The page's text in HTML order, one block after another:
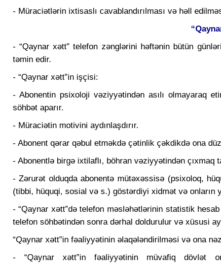
- Müraciətlərin ixtisaslı cavablandırılması və həll
- “Qaynar xətt” telefon zənglərini həftənin bütün
təmin edir.
- “Qaynar xətt”in işçisi:
- Abonentin psixoloji vəziyyətindən asılı olmayaraq
söhbət aparır.
- Müraciətin motivini aydınlaşdırır.
- Abonent qərar qəbul etməkdə çətinlik çəkdikdə ona
- Abonentlə birgə ixtilaflı, böhran vəziyyətindən çıxmaq
- Zərurət olduqda abonentə mütəxəssisə (psixoloq,
(tibbi, hüquqi, sosial və s.) göstərdiyi xidmət və onların
- “Qaynar xətt”də telefon məsləhətlərinin statistik
telefon söhbətindən sonra dərhal doldurulur və xüsusi
“Qaynar xətt”in fəaliyyətinin əlaqələndirilməsi və ona
- “Qaynar xətt”in fəaliyyətinin müvafiq dövlət